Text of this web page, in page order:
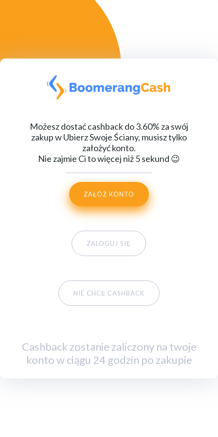
Możesz dostać cashback do 3.60% za swój
zakup w Ubierz Swoje Ściany, musisz tylko
założyć konto.
Nie zajmie Ci to więcej niż 5 sekund 😉
ZAŁÓŹ KONTO
ZALOGUJ SIĘ
NIE CHCĘ CASHBACK
Cashback zostanie zaliczony na twoje
konto w ciągu 24 godzin po zakupie